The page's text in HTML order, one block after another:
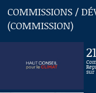
EN DIRECT
À LA DEMANDE
AIDE À LA DÉCOUPE
Questions
COMMISSIONS /
(COMMISSION)
21
sur